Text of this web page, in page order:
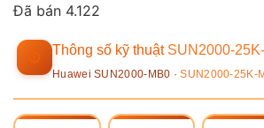
Đã bán 4.122
⚙ Thông số kỹ thuật SUN2000-
Huawei SUN2000-MB0 ·SUN2000-25K-